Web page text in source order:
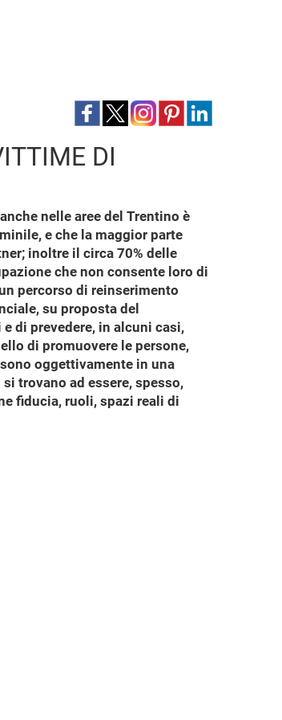
DI
nelle aree del Trentino è
e che la maggior parte
inoltre il circa 70% delle
che non consente loro di
percorso di reinserimento
su proposta del
di prevedere, in alcuni casi,
di promuovere le persone,
oggettivamente in una
trovano ad essere, spesso,
fiducia, ruoli, spazi reali di